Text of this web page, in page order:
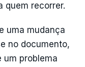
quem recorrer.
uma mudança
no documento,
um problema